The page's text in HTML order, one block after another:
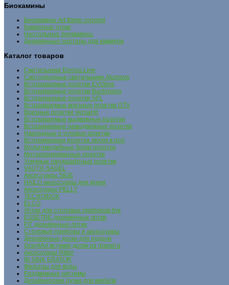
Биокамины
Биокамины Art flame concept
Каминные топки
Настольные биокамины
Деревянные порталы для каминов
Каталог товаров
Cветильники Domus Line
Светодиодные светильники Alumove
Встраиваемые розетки EVOline
Встраиваемые розетки Bachmann
Встраиваемые розетки SFL
Встраиваемые врезные розетки GTV
Врезные розетки VersaHit
Встраиваемые выдвижные розетки
Встраиваемые невыдвижные розетки
Накладные и угловые розетки
Встраиваемая розетка лючок в пол
Мультимедийные блоки розеток
Моторизированные розетки
Уличные ландшафтные розетки
VAUTH-SAGEL
Аксессуары SIGE
HAILO аксессуары для кухни
Аксессуары PELLY
TECNOINOX
ELCO
Лотки для столовых приборов бук
ESSETRE деревянные лотки
FIT деревянные лотки
Столовые приборы и аксессуары
Деревянные доски для подачи
GranitArt вставки доски из гранита
Аксессуары Ritter
IN SINK ERATOR
Фильтры для воды
Раздвижные системы
Дизайнерские ручки для мебели